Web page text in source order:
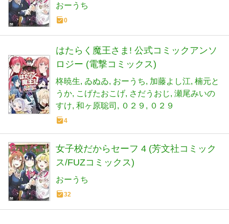
おーうち
0
はたらく魔王さま! 公式コミックアンソ
ロジー (電撃コミックス)
柊暁生 ゐぬゐ おーうち 加藤よし江 楠元と
うか こげたおこげ さだうおじ 瀬尾みいの
すけ 和ヶ原聡司 ０２９ ０２９
4
女子校だからセーフ 4 (芳文社コミック
ス/FUZコミックス)
おーうち
32